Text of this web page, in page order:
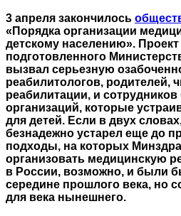
3 апреля закончилось
«Порядка организации
детскому населению». Проект
подготовленного
вызвал серьезную
реабилитологов, родителей,
реабилитации, и
организаций, которые
для детей. Если в двух
безнадежно устарел еще до
подходы, на которых
организовать медицинскую
в России, возможно, и были
середине прошлого века, но
для века нынешнего.